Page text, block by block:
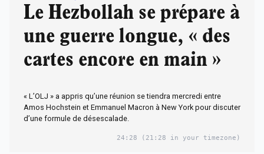
Le Hezbollah se prépare à
une guerre longue, « des
cartes encore en main »
« L’OLJ » a appris qu’une réunion se tiendra mercredi entre
Amos Hochstein et Emmanuel Macron à New York pour discuter
d’une formule de désescalade.
24:28 (21:28 in your timezone)